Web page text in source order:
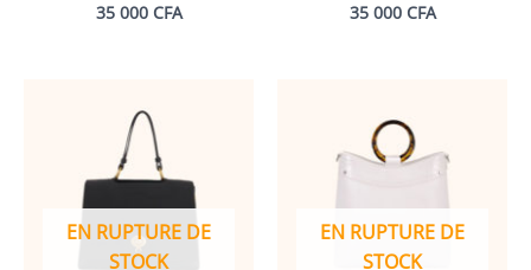
35 000 CFA 35 000 CFA
EN RUPTURE DE
STOCK
EN RUPTURE DE
STOCK